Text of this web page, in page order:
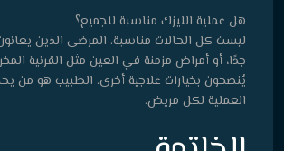
هل عملية الليزك مناسبة للجميع؟
ليست كل الحالات مناسبة. المرضى الذين
جدًا، أو أمراض مزمنة في العين مثل القرنية
يُنصحون بخيارات علاجية أخرى. الطبيب هو من
العملية لكل مريض.